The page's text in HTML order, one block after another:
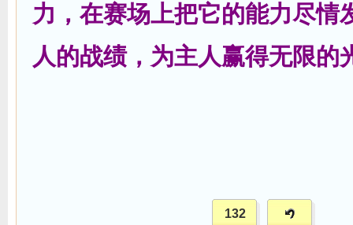
力，在赛场上把它的能力尽情
人的战绩，为主人赢得无限的
132